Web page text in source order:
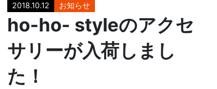
2018.10.12 お知らせ
ho-ho- styleのアクセ
サリーが入荷しまし
た！